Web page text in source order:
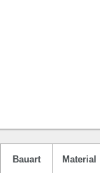
Bauart Material